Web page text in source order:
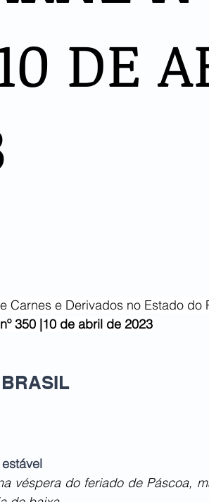
DE
Carnes e Derivados no Estado do
nº 350 |10 de abril de 2023
BRASIL
véspera do feriado de Páscoa,